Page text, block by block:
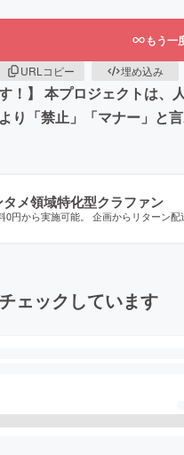
もう一
URLコピー 埋め込み
！】 本プロジェクトは
り「禁止」「マナー」と
タメ領域特化型クラファン
0円から実施可能。 企画からリターン
ェックしています